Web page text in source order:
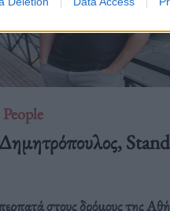
στους δρόμους της